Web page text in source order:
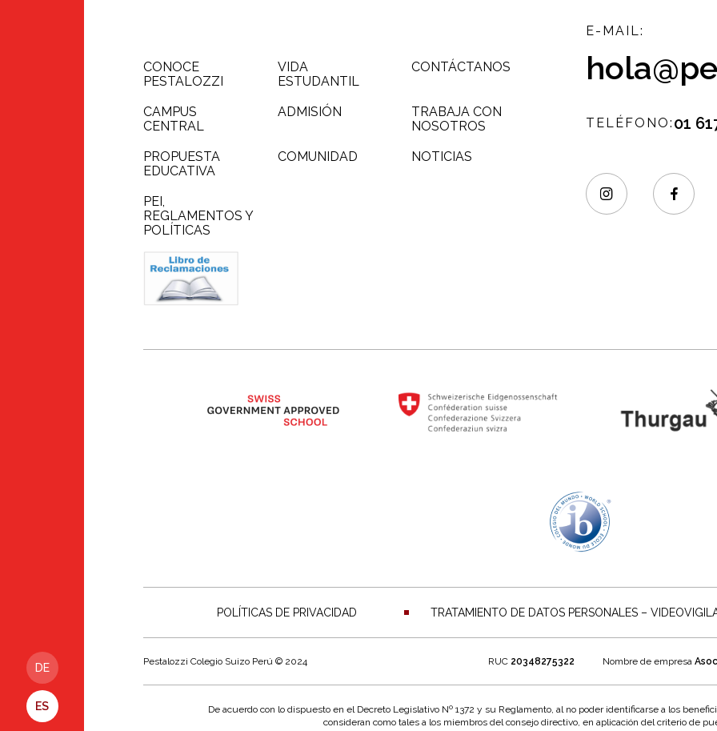
DE
ES
CONOCE
PESTALOZZI
VIDA
ESTUDANTIL
CONTÁCTANOS
CAMPUS
CENTRAL
ADMISIÓN
TRABAJA CON
NOSOTROS
PROPUESTA
EDUCATIVA
COMUNIDAD NOTICIAS
PEI,
REGLAMENTOS Y
POLÍTICAS
E-MAIL:
TELÉFONO: 01
POLÍTICAS DE PRIVACIDAD TRATAMIENTO DE DATOS PERSONALES –
Pestalozzi Colegio Suizo Perú © 2024 RUC 20348275322 Nombre de empresa
De acuerdo con lo dispuesto en el Decreto Legislativo Nº 1372 y su Reglamento, al no poder identificarse a los
consideran como tales a los miembros del consejo directivo, en aplicación del criterio de